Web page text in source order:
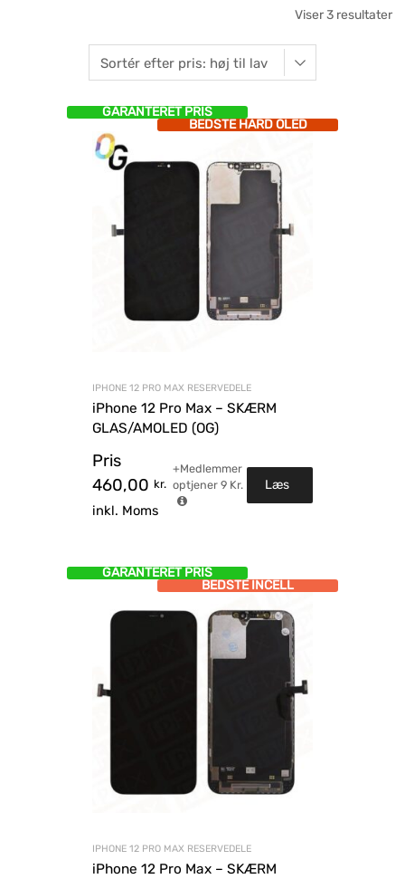
Viser 3 resultater
GARANTERET PRIS
BEDSTE HARD OLED
IPHONE 12 PRO MAX RESERVEDELE
iPhone 12 Pro Max – SKÆRM
GLAS/AMOLED (OG)
Pris
460,00 kr.
inkl. Moms
+Medlemmer
optjener 9Kr. Læs
GARANTERET PRIS
BEDSTE INCELL
IPHONE 12 PRO MAX RESERVEDELE
iPhone 12 Pro Max – SKÆRM